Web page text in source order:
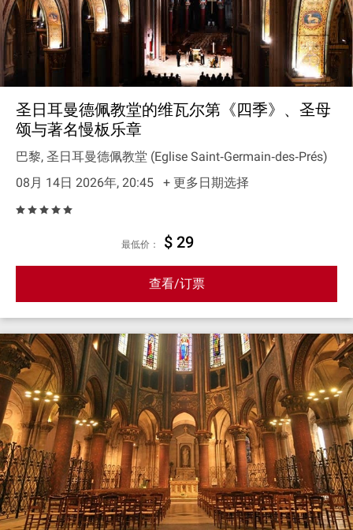
圣日耳曼德佩教堂的维瓦尔第《四季》、圣母
颂与著名慢板乐章
巴黎, 圣日耳曼德佩教堂 (Eglise Saint‐Germain‐des‐Prés)
08月 14日 2026年, 20:45
+ 更多日期选择
最低价： $ 29
查看/订票